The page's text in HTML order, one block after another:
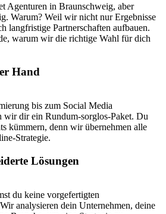
Agenturen in Braunschweig, aber
Warum? Weil wir nicht nur Ergebnisse
langfristige Partnerschaften aufbauen.
warum wir die richtige Wahl für dich
Hand
bis zum Social Media
wir dir ein Rundum-sorglos-Paket. Du
kümmern, denn wir übernehmen alle
Strategie.
Lösungen
du keine vorgefertigten
analysieren dein Unternehmen, deine